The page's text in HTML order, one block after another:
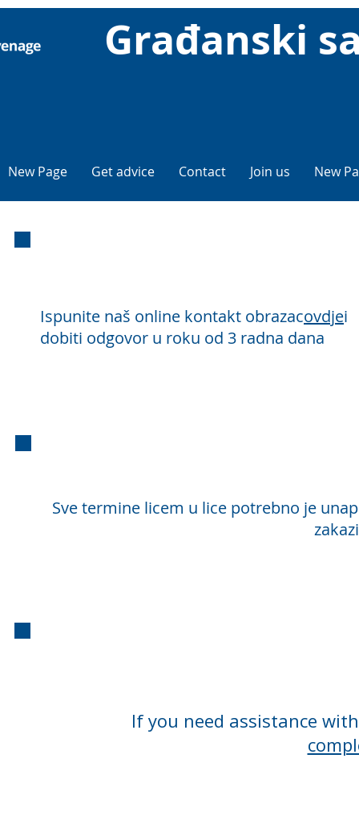
Građanski
New Page Get advice Contact Join us New
Ispunite naš online kontakt obrazacovdjei
dobiti odgovor u roku od 3 radna dana
Sve termine licem u lice potrebno je
If you need assistance